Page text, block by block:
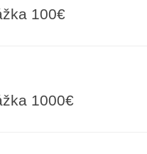
100€
1000€